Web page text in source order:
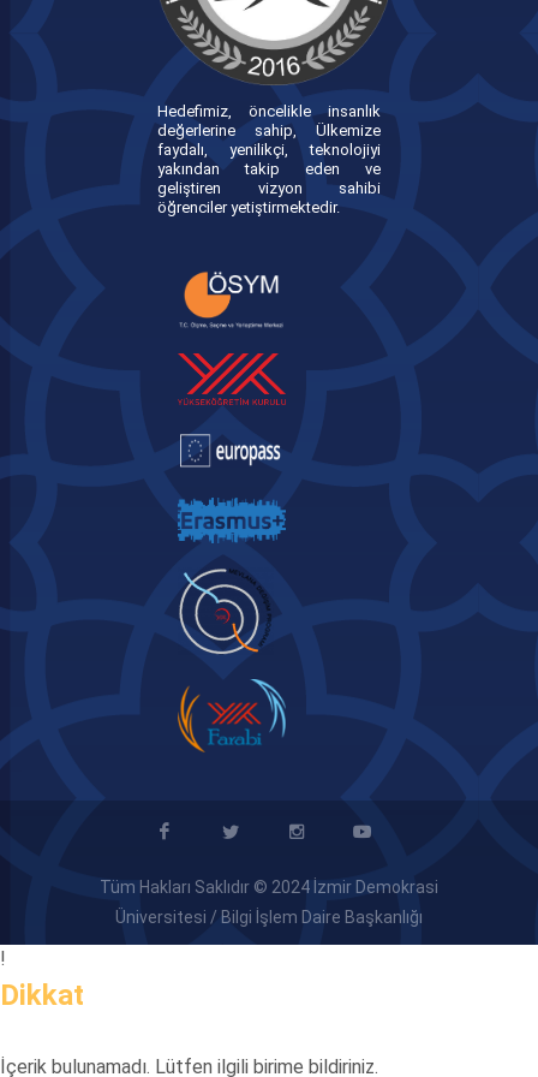
Hedefimiz, öncelikle insanlık
değerlerine sahip, Ülkemize
faydalı, yenilikçi, teknolojiyi
yakından takip eden ve
geliştiren vizyon sahibi
öğrenciler yetiştirmektedir.
Tüm Hakları Saklıdır © 2024 İzmir Demokrasi
Üniversitesi / Bilgi İşlem Daire Başkanlığı
!
Dikkat
İçerik bulunamadı. Lütfen ilgili birime bildiriniz.